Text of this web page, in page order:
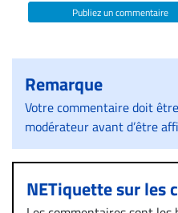
Publiez un commentaire
Remarque
Votre commentaire doit
modérateur avant d’être
NETiquette sur les